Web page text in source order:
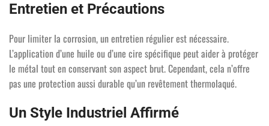
Entretien et Précautions
Pour limiter la corrosion, un entretien régulier est nécessaire.
L’application d’une huile ou d’une cire spécifique peut aider à protéger
le métal tout en conservant son aspect brut. Cependant, cela n’offre
pas une protection aussi durable qu’un revêtement thermolaqué.
Un Style Industriel Affirmé